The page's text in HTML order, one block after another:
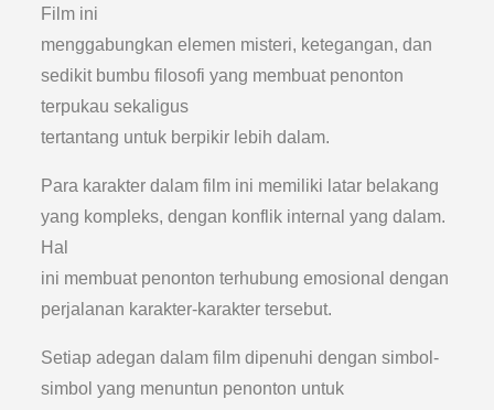
Film ini
menggabungkan elemen misteri, ketegangan, dan
sedikit bumbu filosofi yang membuat penonton
terpukau sekaligus
tertantang untuk berpikir lebih dalam.
Para karakter dalam film ini memiliki latar belakang
yang kompleks, dengan konflik internal yang dalam.
Hal
ini membuat penonton terhubung emosional dengan
perjalanan karakter-karakter tersebut.
Setiap adegan dalam film dipenuhi dengan simbol-
simbol yang menuntun penonton untuk